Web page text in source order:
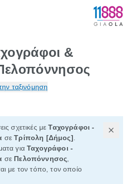
&
ταξινόμηση
σχετικές μεΤαχογράφοι -
σεΤρίπολη [Δήμος]
γιαΤαχογράφοι -
σε Πελοπόννησος
με τον τόπο, τον οποίο